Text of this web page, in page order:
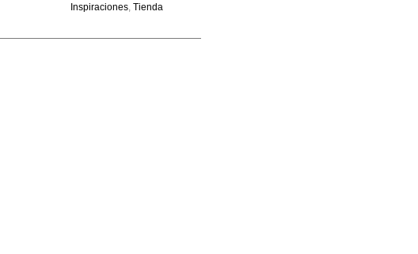
Inspiraciones, Tienda